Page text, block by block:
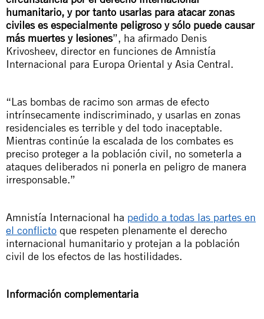
humanitario, y por tanto usarlas para atacar zonas
civiles es especialmente peligroso y sólo puede causar
más muertes y lesiones”, ha afirmado Denis
Krivosheev, director en funciones de Amnistía
Internacional para Europa Oriental y Asia Central.
“Las bombas de racimo son armas de efecto
intrínsecamente indiscriminado, y usarlas en zonas
residenciales es terrible y del todo inaceptable.
Mientras continúe la escalada de los combates es
preciso proteger a la población civil, no someterla a
ataques deliberados ni ponerla en peligro de manera
irresponsable.”
Amnistía Internacional ha pedido a todas las partes en
el conflicto que respeten plenamente el derecho
internacional humanitario y protejan a la población
civil de los efectos de las hostilidades.
Información complementaria